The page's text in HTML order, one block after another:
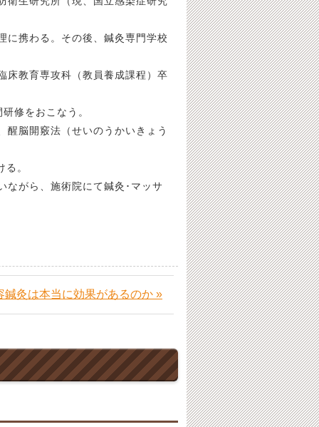
に携わる。その後、鍼灸専門学校
床教育専攻科（教員養成課程）卒
修をおこなう。
醒脳開竅法（せいのうかいきょう
。
ながら、施術院にて鍼灸･マッサ
鍼灸は本当に効果があるのか »